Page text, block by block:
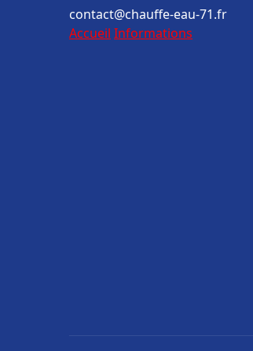
contact@chauffe-eau-71.fr
Accueil Informations